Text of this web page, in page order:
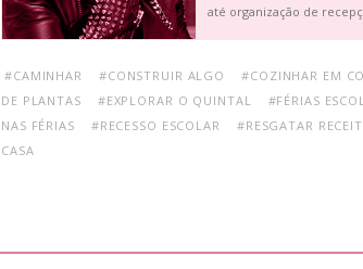
até organização de
#CAMINHAR #CONSTRUIR ALGO #COZINHAR EM
DE PLANTAS
#EXPLORAR O QUINTAL #FÉRIAS
NAS FÉRIAS
#RECESSO ESCOLAR #RESGATAR
CASA